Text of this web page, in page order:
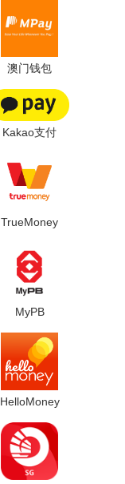
澳门钱包
Kakao支付
TrueMoney
MyPB
HelloMoney